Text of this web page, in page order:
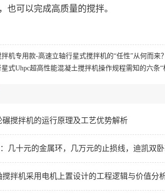
也可以完成高质量的搅拌。
拌机专用款-高速立轴行星式搅拌机的“任性”从何而来？
式Uhpc超高性能混凝土搅拌机操作规程需知的六条“
碾搅拌机的运行原理及工艺优势解析
几十元的金属环，几万元的止损线，迪凯双
搅拌机采用电机上置设计的工程逻辑与价值分